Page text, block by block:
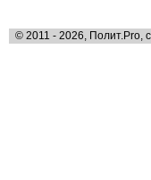
© 2011 - 2026, Полит.Pro,